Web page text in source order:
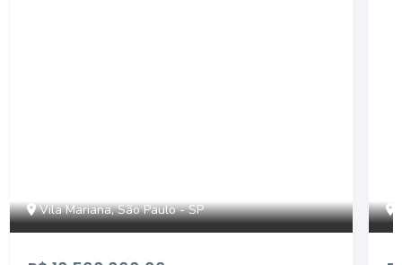
Vila Mariana, São Paulo - SP